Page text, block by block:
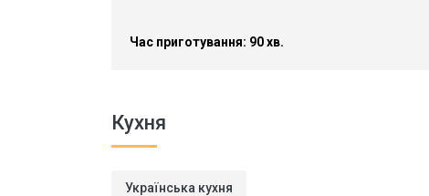
Час приготування: 90 хв.
Кухня
Українська кухня